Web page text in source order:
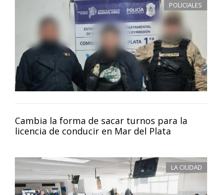
POLICIALES
Cambia la forma de sacar turnos para la
licencia de conducir en Mar del Plata
LA CIUDAD